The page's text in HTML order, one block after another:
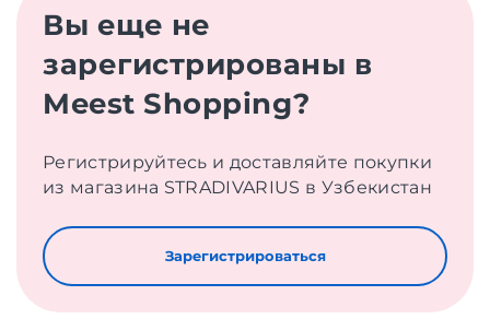
Вы еще не
зарегистрированы в
Meest Shopping?
Регистрируйтесь и доставляйте покупки
из магазина STRADIVARIUS в Узбекистан
Зарегистрироваться